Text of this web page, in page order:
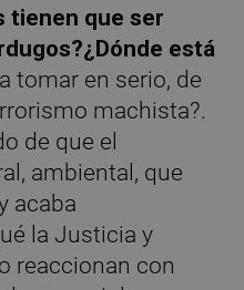
tienen que ser
está
tomar en serio, de
machista?.
de que el
ambiental, que
acaba
la Justicia y
reaccionan con